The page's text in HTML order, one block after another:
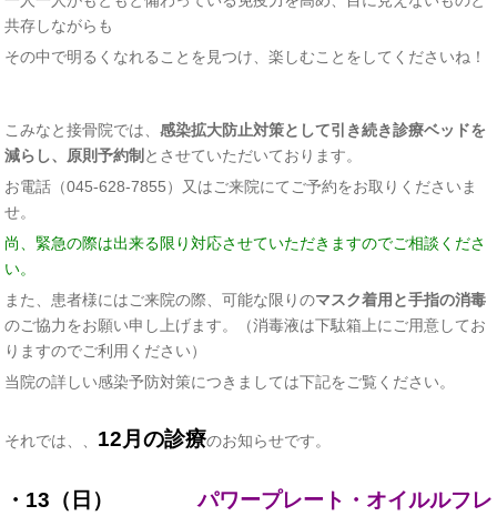
共存しながらも
その中で明るくなれることを見つけ、楽しむことをしてくださいね！
こみなと接骨院では、 感染拡大防止対策として引き続き診療ベッドを
減らし、原則予約制 とさせていただいております。
お電話（045-628-7855）又はご来院にてご予約をお取りくださいま
せ。
尚、緊急の際は出来る限り対応させていただきますのでご相談くださ
い。
また、患者様にはご来院の際、可能な限りのマスク着用と手指の消毒
のご協力をお願い申し上げます。（消毒液は下駄箱上にご用意してお
りますのでご利用ください）
当院の詳しい感染予防対策につきましては下記をご覧ください。
それでは、、 12月の診療のお知らせです。
・13 （日）パワープレート・オイルルフレ